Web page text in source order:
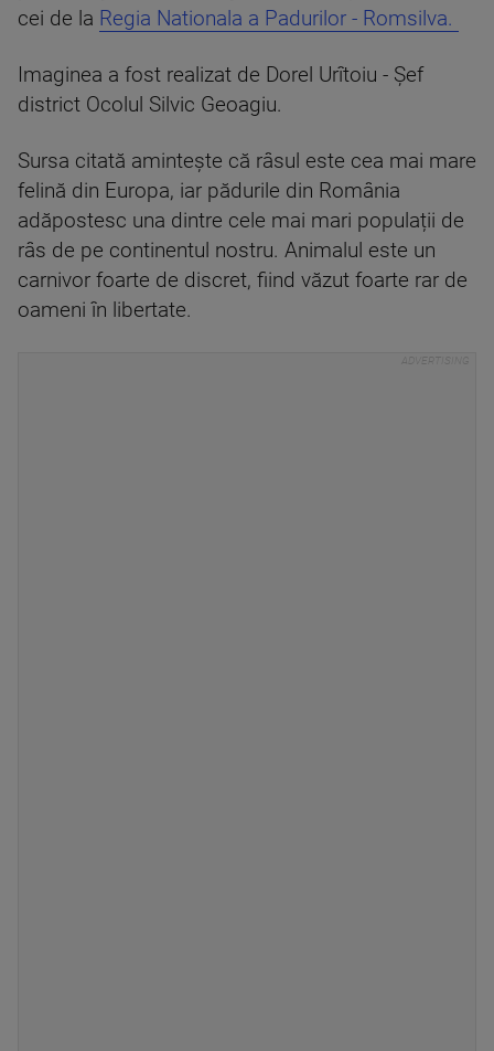
cei de la Regia Nationala a Padurilor - Romsilva.
Imaginea a fost realizat de Dorel Urîtoiu - Şef
district Ocolul Silvic Geoagiu.
Sursa citată amintește că râsul este cea mai mare
felină din Europa, iar pădurile din România
adăpostesc una dintre cele mai mari populații de
râs de pe continentul nostru. Animalul este un
carnivor foarte de discret, fiind văzut foarte rar de
oameni în libertate.